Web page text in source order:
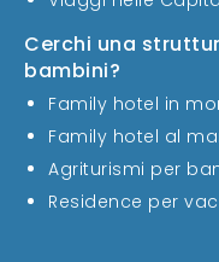
Cerchi una
bambini?
Family hotel in
Family hotel al
Agriturismi per
Residence per